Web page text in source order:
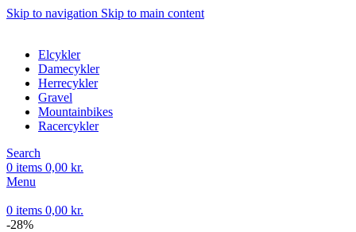
Skip to navigation Skip to main content
Elcykler
Damecykler
Herrecykler
Gravel
Mountainbikes
Racercykler
Search
0 items 0,00 kr.
Menu
0 items 0,00 kr.
-28%